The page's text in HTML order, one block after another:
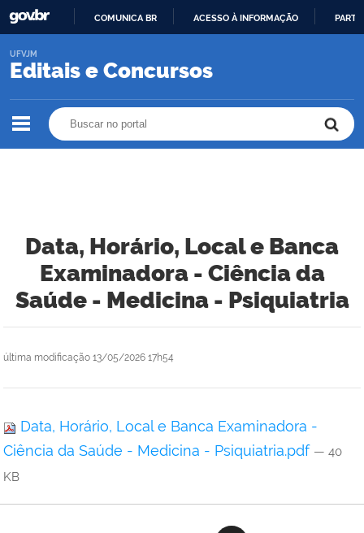
O
COMUNICA BR ACESSO À INFORMAÇÃO
Editais e Concursos
UFVJM
Data, Horário, Local e Banca
Examinadora - Ciência da
Saúde - Medicina - Psiquiatria
última modificação 13/05/2026 17h54
Data, Horário, Local e Banca Examinadora -
Ciência da Saúde - Medicina - Psiquiatria.pdf — 40
KB